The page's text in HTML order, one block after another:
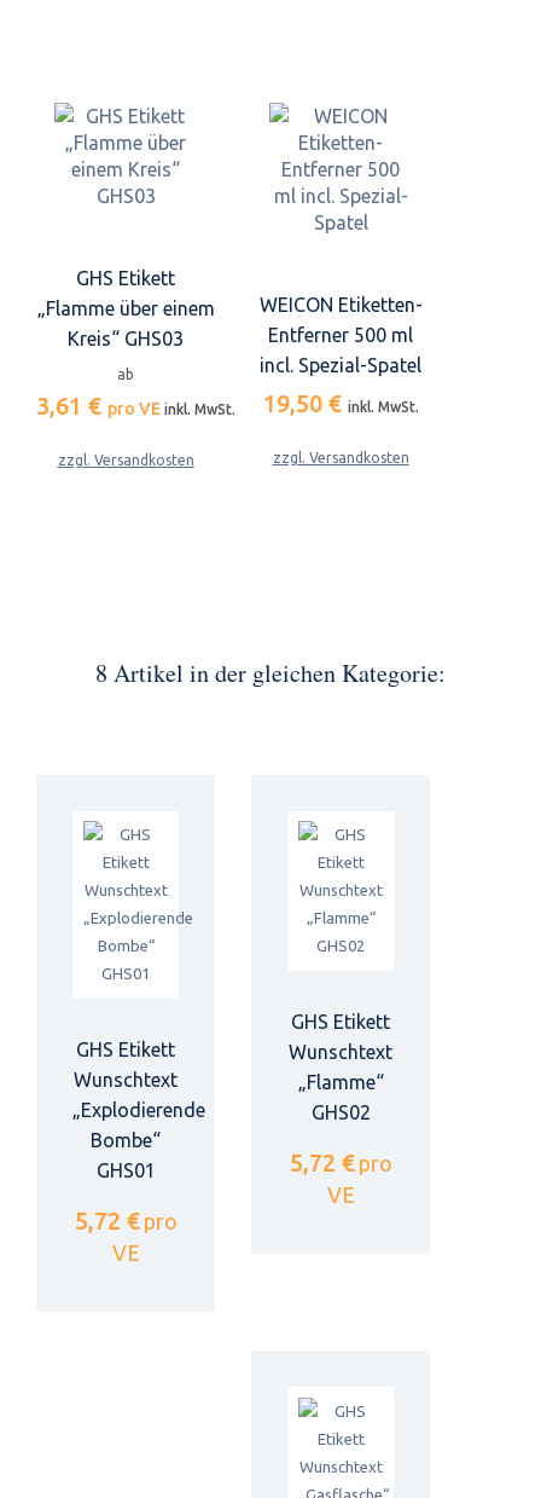
GHS Etikett
„Flamme über einem
Kreis“ GHS03
ab
3,61 € pro VE inkl. MwSt.
zzgl. Versandkosten
WEICON Etiketten-
Entferner 500 ml
incl. Spezial-Spatel
19,50 € inkl. MwSt.
zzgl. Versandkosten
8 Artikel in der gleichen Kategorie:
GHS Etikett
Wunschtext
„Explodierende
Bombe“
GHS01
5,72 € pro
VE
GHS Etikett
Wunschtext
„Flamme“
GHS02
5,72 € pro
VE